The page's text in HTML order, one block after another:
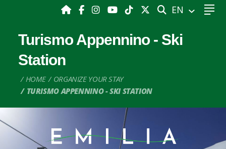
SEARCH
EN
Turismo Appennino - Ski
Station
HOME
ORGANIZE YOUR STAY
TURISMO APPENNINO - SKI STATION